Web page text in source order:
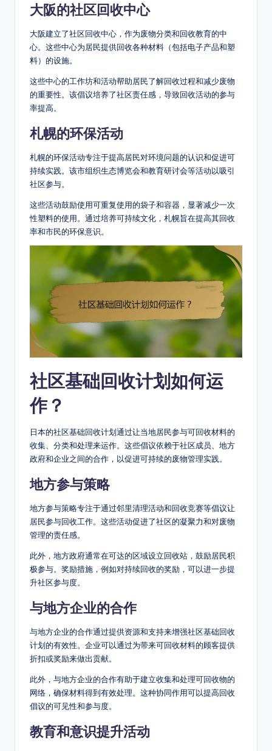
大阪的社区回收中心
大阪建立了社区回收中心，作为废物分类和回收教育的中
心。这些中心为居民提供回收各种材料（包括电子产品和塑
料）的设施。
这些中心的工作坊和活动帮助居民了解回收过程和减少废物
的重要性。该倡议培养了社区责任感，导致回收活动的参与
率提高。
札幌的环保活动
札幌的环保活动专注于提高居民对环境问题的认识和促进可
持续实践。该市组织生态博览会和教育研讨会等活动以吸引
社区参与。
这些活动鼓励使用可重复使用的袋子和容器，显著减少一次
性塑料的使用。通过培养可持续文化，札幌旨在提高其回收
率和市民的环保意识。
社区基础回收计划如何运
作？
日本的社区基础回收计划通过让当地居民参与可回收材料的
收集、分类和处理来运作。这些倡议依赖于社区成员、地方
政府和企业之间的合作，以促进可持续的废物管理实践。
地方参与策略
地方参与策略专注于通过邻里清理活动和回收竞赛等倡议让
居民参与回收工作。这些活动促进了社区的凝聚力和对废物
管理的责任感。
此外，地方政府通常在可达的区域设立回收站，鼓励居民积
极参与。奖励措施，例如对持续回收的奖励，可以进一步提
升社区参与度。
与地方企业的合作
与地方企业的合作通过提供资源和支持来增强社区基础回收
计划的有效性。企业可以通过为带来可回收材料的顾客提供
折扣或奖励来做出贡献。
此外，与地方企业的合作有助于建立收集和处理可回收物的
网络，确保材料得到有效处理。这种协同作用可以提高回收
倡议的可见性和参与度。
教育和意识提升活动